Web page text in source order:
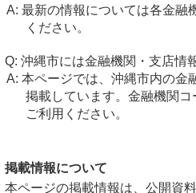
最新の情報については各金融
ください。
沖縄市には金融機関・支店情
本ページでは、沖縄市内の金
掲載しています。金融機関
ご利用ください。
掲載情報について
本ページの掲載情報は、公開資